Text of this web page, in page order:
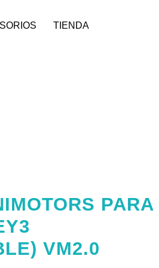
TIENDA
PARA
VM2.0